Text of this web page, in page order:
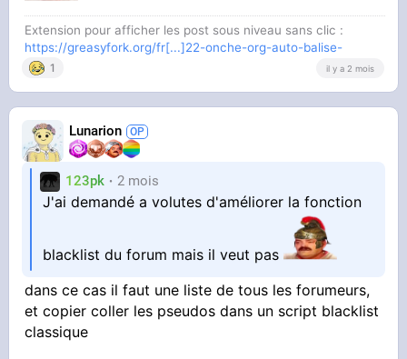
Extension pour afficher les post sous niveau sans clic :
https://greasyfork.org/fr[...]22-onche-org-auto-balise-
1 il y a 2 mois
Lunarion
123pk 2 mois
J'ai demandé a volutes d'améliorer la fonction
blacklist du forum mais il veut pas
dans ce cas il faut une liste de tous les forumeurs,
et copier coller les pseudos dans un script blacklist
classique